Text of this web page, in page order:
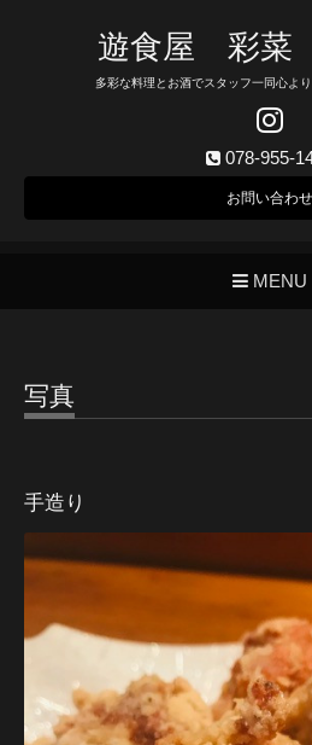
遊食屋 彩菜
多彩な料理とお酒でスタッフ一同心よ
078-955-
お問い合わせ
MENU
写真
手造り